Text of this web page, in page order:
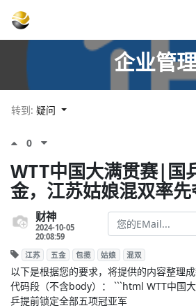
企业管
转到: 疑问
0
WTT中国大满贯赛|国
金，江苏姑娘混双率
财神
2024-10-05
20:08:59
江苏 五金 包揽 姑娘 混双
以下是根据您的要求，将提供的内容整理
代码段（不含body）： ```html WTT中国
乒提前锁定全部五项冠亚军